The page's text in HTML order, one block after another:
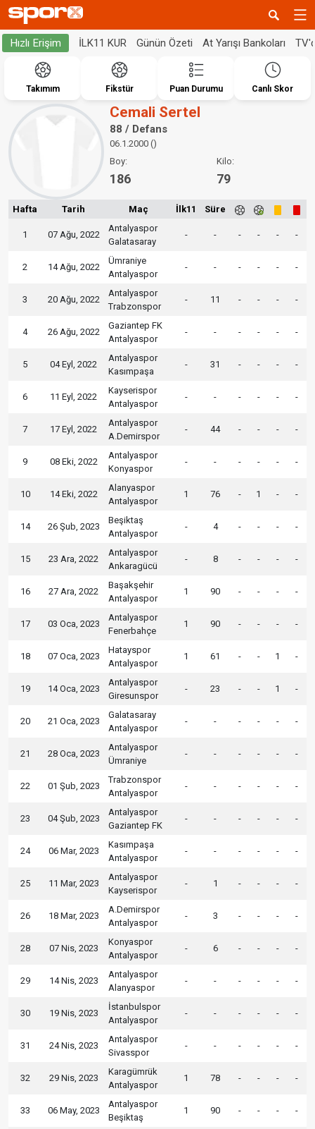
Hızlı Erişim İLK11 KUR Günün Özeti At Yarışı Bankoları
Takımım Fikstür Puan Durumu Canlı Skor
Cemali Sertel
88 / Defans
06.1.2000 ()
Boy:
186
Kilo:
79
Hafta Tarih Maç İlk11 Süre
1 07 Ağu, 2022
Antalyaspor
Galatasaray
- - - - - -
2 14 Ağu, 2022
Ümraniye
Antalyaspor
- - - - - -
3 20 Ağu, 2022
Antalyaspor
Trabzonspor
- 11 - - - -
4 26 Ağu, 2022
Gaziantep FK
Antalyaspor
- - - - - -
5 04 Eyl, 2022
Antalyaspor
Kasımpaşa
- 31 - - - -
6 11 Eyl, 2022
Kayserispor
Antalyaspor
- - - - - -
7 17 Eyl, 2022
Antalyaspor
A.Demirspor
- 44 - - - -
9 08 Eki, 2022
Antalyaspor
Konyaspor
- - - - - -
10 14 Eki, 2022
Alanyaspor
Antalyaspor
1 76 - 1 - -
14 26 Şub, 2023
Beşiktaş
Antalyaspor
- 4 - - - -
15 23 Ara, 2022
Antalyaspor
Ankaragücü
- 8 - - - -
16 27 Ara, 2022
Başakşehir
Antalyaspor
1 90 - - - -
17 03 Oca, 2023
Antalyaspor
Fenerbahçe
1 90 - - - -
18 07 Oca, 2023
Hatayspor
Antalyaspor
1 61 - - 1 -
19 14 Oca, 2023
Antalyaspor
Giresunspor
- 23 - - 1 -
20 21 Oca, 2023
Galatasaray
Antalyaspor
- - - - - -
21 28 Oca, 2023
Antalyaspor
Ümraniye
- - - - - -
22 01 Şub, 2023
Trabzonspor
Antalyaspor
- - - - - -
23 04 Şub, 2023
Antalyaspor
Gaziantep FK
- - - - - -
24 06 Mar, 2023
Kasımpaşa
Antalyaspor
- - - - - -
25 11 Mar, 2023
Antalyaspor
Kayserispor
- 1 - - - -
26 18 Mar, 2023
A.Demirspor
Antalyaspor
- 3 - - - -
28 07 Nis, 2023
Konyaspor
Antalyaspor
- 6 - - - -
29 14 Nis, 2023
Antalyaspor
Alanyaspor
- - - - - -
30 19 Nis, 2023
İstanbulspor
Antalyaspor
- - - - - -
31 24 Nis, 2023
Antalyaspor
Sivasspor
- - - - - -
32 29 Nis, 2023
Karagümrük
Antalyaspor
1 78 - - - -
33 06 May, 2023
Antalyaspor
Beşiktaş
1 90 - - - -